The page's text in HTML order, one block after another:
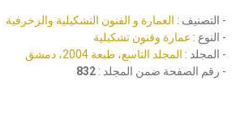
- التصنيف : العمارة و الفنون التشكيلية والزخرفية
- النوع : عمارة وفنون تشكيلية
- المجلد : المجلد التاسع، طبعة 2004، دمشق
- رقم الصفحة ضمن المجلد : 832